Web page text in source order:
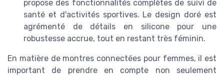
propose des fonctionnalités complètes de suivi de
santé et d'activités sportives. Le design doré est
agrémenté de détails en silicone pour une
robustesse accrue, tout en restant très féminin.
En matière de montres connectées pour femmes, il est
important de prendre en compte non seulement